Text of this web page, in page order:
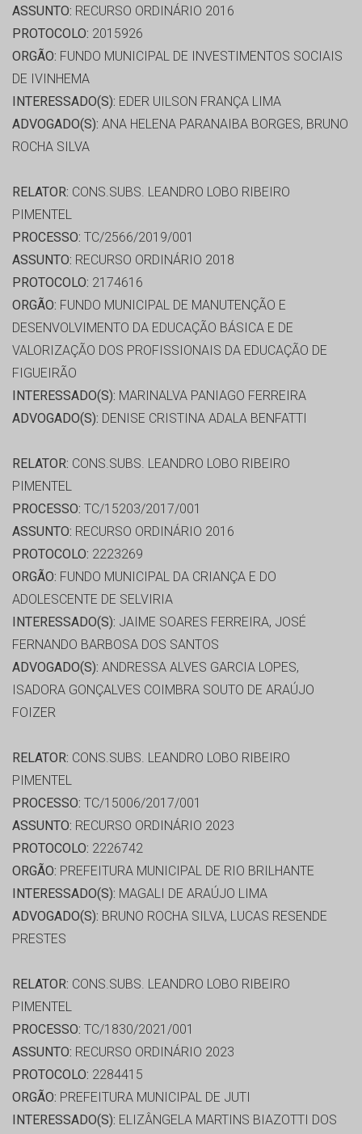
ASSUNTO: RECURSO ORDINÁRIO 2016
PROTOCOLO: 2015926
ORGÃO: FUNDO MUNICIPAL DE INVESTIMENTOS SOCIAIS
DE IVINHEMA
INTERESSADO(S): EDER UILSON FRANÇA LIMA
ADVOGADO(S): ANA HELENA PARANAIBA BORGES, BRUNO
ROCHA SILVA
RELATOR: CONS.SUBS. LEANDRO LOBO RIBEIRO
PIMENTEL
PROCESSO: TC/2566/2019/001
ASSUNTO: RECURSO ORDINÁRIO 2018
PROTOCOLO: 2174616
ORGÃO: FUNDO MUNICIPAL DE MANUTENÇÃO E
DESENVOLVIMENTO DA EDUCAÇÃO BÁSICA E DE
VALORIZAÇÃO DOS PROFISSIONAIS DA EDUCAÇÃO DE
FIGUEIRÃO
INTERESSADO(S): MARINALVA PANIAGO FERREIRA
ADVOGADO(S): DENISE CRISTINA ADALA BENFATTI
RELATOR: CONS.SUBS. LEANDRO LOBO RIBEIRO
PIMENTEL
PROCESSO: TC/15203/2017/001
ASSUNTO: RECURSO ORDINÁRIO 2016
PROTOCOLO: 2223269
ORGÃO: FUNDO MUNICIPAL DA CRIANÇA E DO
ADOLESCENTE DE SELVIRIA
INTERESSADO(S): JAIME SOARES FERREIRA, JOSÉ
FERNANDO BARBOSA DOS SANTOS
ADVOGADO(S): ANDRESSA ALVES GARCIA LOPES,
ISADORA GONÇALVES COIMBRA SOUTO DE ARAÚJO
FOIZER
RELATOR: CONS.SUBS. LEANDRO LOBO RIBEIRO
PIMENTEL
PROCESSO: TC/15006/2017/001
ASSUNTO: RECURSO ORDINÁRIO 2023
PROTOCOLO: 2226742
ORGÃO: PREFEITURA MUNICIPAL DE RIO BRILHANTE
INTERESSADO(S): MAGALI DE ARAÚJO LIMA
ADVOGADO(S): BRUNO ROCHA SILVA, LUCAS RESENDE
PRESTES
RELATOR: CONS.SUBS. LEANDRO LOBO RIBEIRO
PIMENTEL
PROCESSO: TC/1830/2021/001
ASSUNTO: RECURSO ORDINÁRIO 2023
PROTOCOLO: 2284415
ORGÃO: PREFEITURA MUNICIPAL DE JUTI
INTERESSADO(S): ELIZÂNGELA MARTINS BIAZOTTI DOS